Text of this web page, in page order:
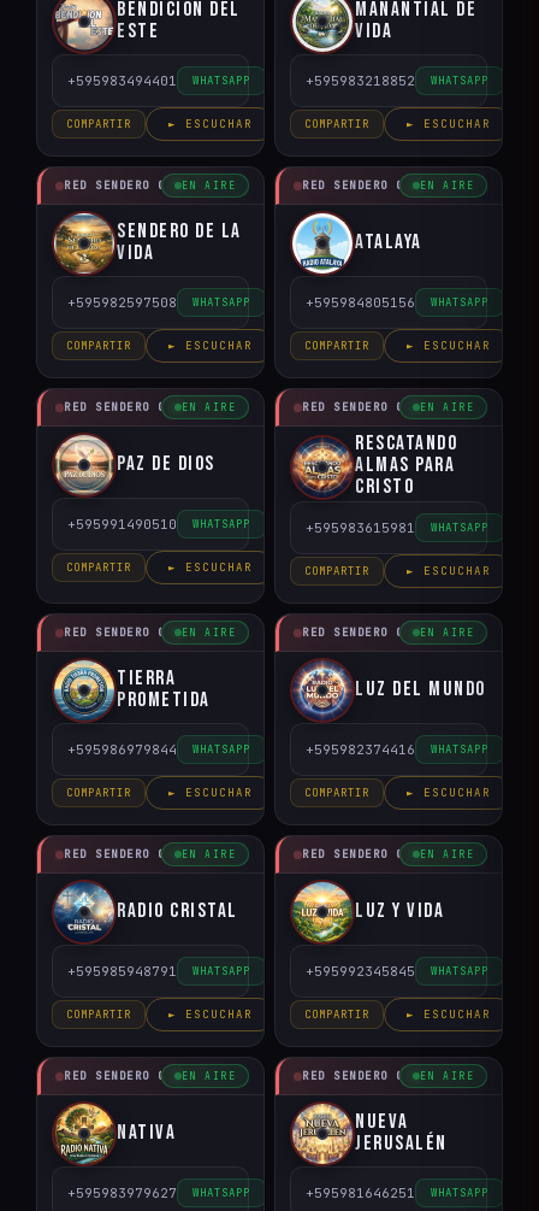
Bendición del
Este
+595983494401 WHATSAPP
COMPARTIR ► ESCUCHAR
Manantial de
Vida
+595983218852 WHATSAPP
COMPARTIR ► ESCUCHAR
RED SENDERO CRISTIANO
EN AIRE
Sendero de la
Vida
+595982597508 WHATSAPP
COMPARTIR ► ESCUCHAR
RED SENDERO CRISTIANO
EN AIRE
Atalaya
+595984805156 WHATSAPP
COMPARTIR ► ESCUCHAR
RED SENDERO CRISTIANO
EN AIRE
Paz de Dios
+595991490510 WHATSAPP
COMPARTIR ► ESCUCHAR
RED SENDERO CRISTIANO
EN AIRE
Rescatando
Almas para
Cristo
+595983615981 WHATSAPP
COMPARTIR ► ESCUCHAR
RED SENDERO CRISTIANO
EN AIRE
Tierra
Prometida
+595986979844 WHATSAPP
COMPARTIR ► ESCUCHAR
RED SENDERO CRISTIANO
EN AIRE
Luz del Mundo
+595982374416 WHATSAPP
COMPARTIR ► ESCUCHAR
RED SENDERO CRISTIANO
EN AIRE
Radio Cristal
+595985948791 WHATSAPP
COMPARTIR ► ESCUCHAR
RED SENDERO CRISTIANO
EN AIRE
Luz y Vida
+595992345845 WHATSAPP
COMPARTIR ► ESCUCHAR
RED SENDERO CRISTIANO
EN AIRE
Nativa
+595983979627 WHATSAPP
RED SENDERO CRISTIANO
EN AIRE
Nueva
Jerusalén
+595981646251 WHATSAPP